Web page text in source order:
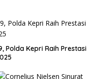
Polda Kepri Raih Prestasi